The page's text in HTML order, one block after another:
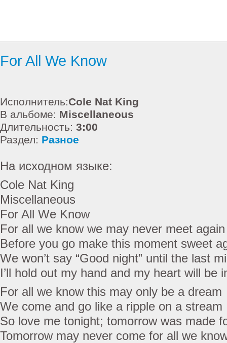
For All We Know
Исполнитель:Cole Nat King
В альбоме: Miscellaneous
Длительность: 3:00
Раздел: Разное
На исходном языке:
Cole Nat King
Miscellaneous
For All We Know
For all we know we may never meet again
Before you go make this moment sweet
We won’t say “Good night” until the last
I’ll hold out my hand and my heart will be
For all we know this may only be a dream
We come and go like a ripple on a stream
So love me tonight; tomorrow was made
Tomorrow may never come for all we